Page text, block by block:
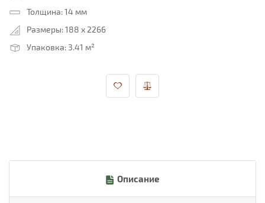
Толщина:14 мм
Размеры:188 x 2266
Упаковка: 3.41 м²
Описание